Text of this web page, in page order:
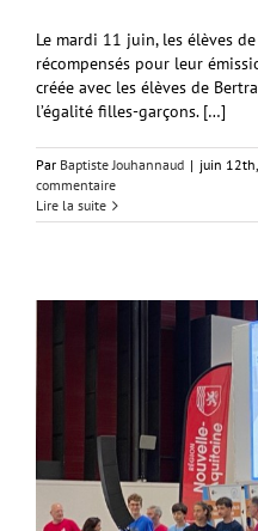
Le mardi 11 juin, les élèves
récompensés pour leur
créée avec les élèves de
l’égalité filles-garçons. […]
Par Baptiste Jouhannaud | juin
commentaire
Lire la suite